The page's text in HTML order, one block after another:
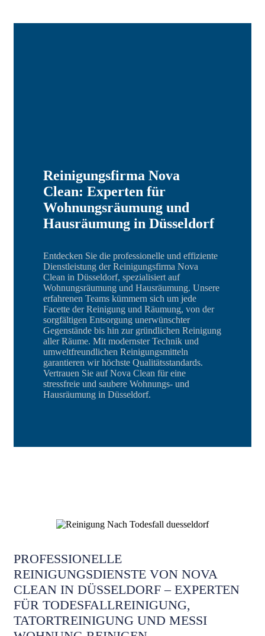
Reinigungsfirma Nova
Clean: Experten für
Wohnungsräumung und
Hausräumung in Düsseldorf
Entdecken Sie die professionelle und effiziente
Dienstleistung der Reinigungsfirma Nova
Clean in Düsseldorf, spezialisiert auf
Wohnungsräumung und Hausräumung. Unsere
erfahrenen Teams kümmern sich um jede
Facette der Reinigung und Räumung, von der
sorgfältigen Entsorgung unerwünschter
Gegenstände bis hin zur gründlichen Reinigung
aller Räume. Mit modernster Technik und
umweltfreundlichen Reinigungsmitteln
garantieren wir höchste Qualitätsstandards.
Vertrauen Sie auf Nova Clean für eine
stressfreie und saubere Wohnungs- und
Hausräumung in Düsseldorf.
PROFESSIONELLE
REINIGUNGSDIENSTE VON NOVA
CLEAN IN DÜSSELDORF – EXPERTEN
FÜR TODESFALLREINIGUNG,
TATORTREINIGUNG UND MESSI